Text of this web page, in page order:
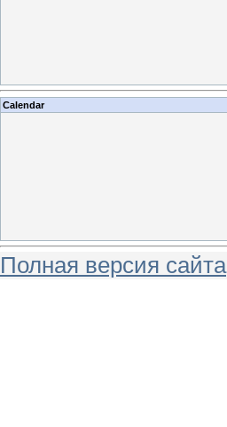
Calendar
Полная версия сайта